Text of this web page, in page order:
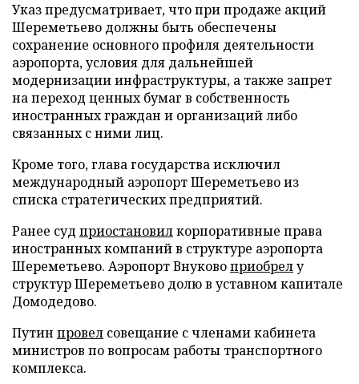
Указ предусматривает, что при продаже акций
Шереметьево должны быть обеспечены
сохранение основного профиля деятельности
аэропорта, условия для дальнейшей
модернизации инфраструктуры, а также запрет
на переход ценных бумаг в собственность
иностранных граждан и организаций либо
связанных с ними лиц.
Кроме того, глава государства исключил
международный аэропорт Шереметьево из
списка стратегических предприятий.
Ранее суд приостановилкорпоративные права
иностранных компаний в структуре аэропорта
Шереметьево. Аэропорт Внуковоприобрелу
структур Шереметьево долю в уставном капитале
Домодедово.
Путин провел совещание с членами кабинета
министров по вопросам работы транспортного
комплекса.